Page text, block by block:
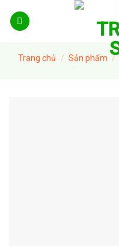
Trang chủ / Sản phẩm /